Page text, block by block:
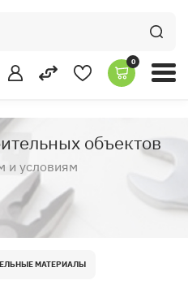
0
объектов
и условиям
МАТЕРИАЛЫ